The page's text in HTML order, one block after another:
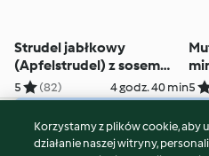
Strudel jabłkowy
(Apfelstrudel) z sosem
waniliowym (TM5)
5 (82) 4 godz. 40 min5
© Copyright 2026
Korzystamy z plików cookie, aby
działanie naszej witryny,